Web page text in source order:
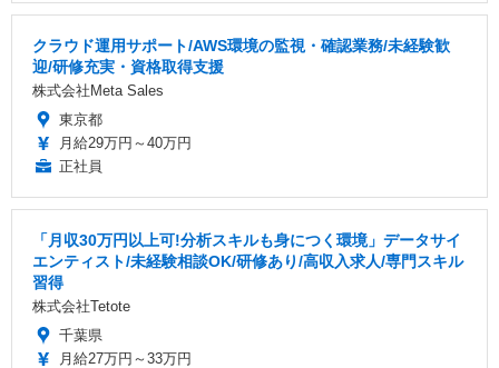
クラウド運用サポート/AWS環境の監視・確認業務/未経験歓
迎/研修充実・資格取得支援
株式会社Meta Sales
東京都
月給29万円～40万円
正社員
「月収30万円以上可!分析スキルも身につく環境」データサイ
エンティスト/未経験相談OK/研修あり/高収入求人/専門スキル
習得
株式会社Tetote
千葉県
月給27万円～33万円